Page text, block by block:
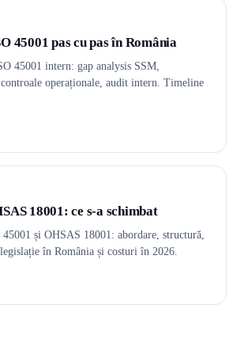
45001 pas cu pas în România
45001 intern: gap analysis SSM,
operaționale, audit intern. Timeline
18001: ce s-a schimbat
și OHSAS 18001: abordare, structură,
în România și costuri în 2026.